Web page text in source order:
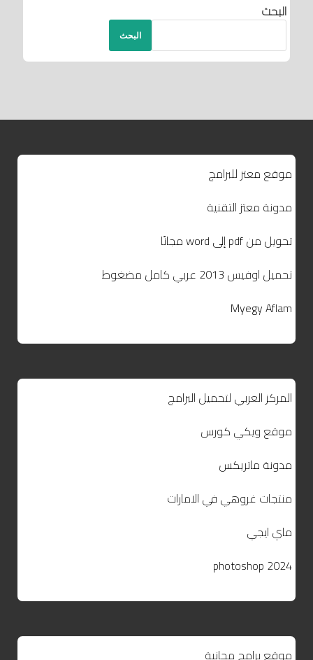
البحث
البحث
موقع معتز للبرامج
مدونة معتز التقنية
تحويل من pdf إلى word مجانًا
تحميل اوفيس 2013 عربي كامل مضغوط
Myegy Aflam
المركز العربي لتحميل البرامج
موقع ويكي كورس
مدونة ماتريكس
منتجات غروهي في الامارات
ماي ايجي
photoshop 2024
موقع برامج مجانية